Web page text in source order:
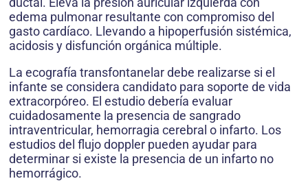
edema pulmonar resultante con compromiso del
gasto cardíaco. Llevando a hipoperfusión sistémica,
acidosis y disfunción orgánica múltiple.
La ecografía transfontanelar debe realizarse si el
infante se considera candidato para soporte de vida
extracorpóreo. El estudio debería evaluar
cuidadosamente la presencia de sangrado
intraventricular, hemorragia cerebral o infarto. Los
estudios del flujo doppler pueden ayudar para
determinar si existe la presencia de un infarto no
hemorrágico.